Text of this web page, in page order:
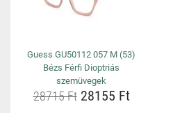
Guess GU50112 057 M (53)
Bézs Férfi Dioptriás
szemüvegek
28715 Ft28155 Ft